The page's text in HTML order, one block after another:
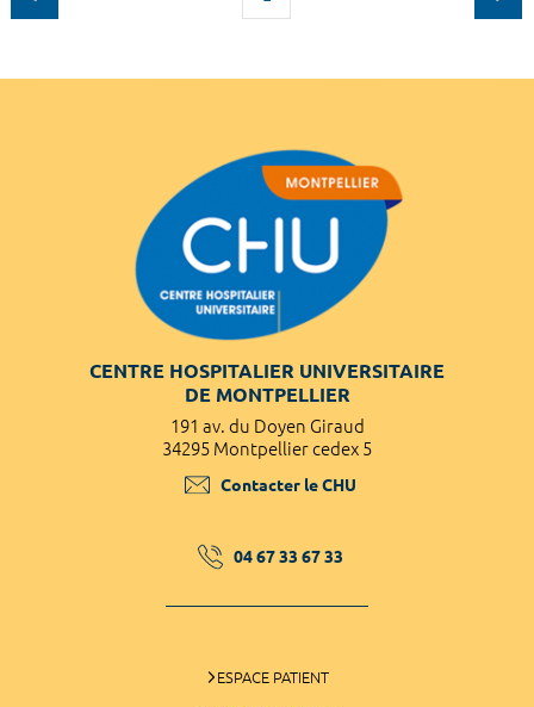
CENTRE HOSPITALIER UNIVERSITAIRE
DE MONTPELLIER
191 av. du Doyen Giraud
34295 Montpellier cedex 5
Contacter le CHU
04 67 33 67 33
ESPACE PATIENT